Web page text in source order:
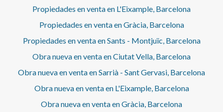
Propiedades en venta en L'Eixample, Barcelona
Propiedades en venta en Gràcia, Barcelona
Propiedades en venta en Sants - Montjuïc, Barcelona
Obra nueva en venta en Ciutat Vella, Barcelona
Obra nueva en venta en Sarrià - Sant Gervasi, Barcelona
Obra nueva en venta en L'Eixample, Barcelona
Obra nueva en venta en Gràcia, Barcelona